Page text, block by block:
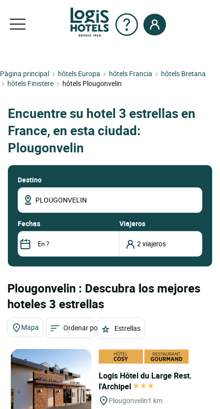
Pàgina principal hôtels Europa hôtels Francia
hôtels Bretana
hôtels Finistere
hôtels Plougonvelin
Encuentre su hotel 3 estrellas en
France, en esta ciudad:
Plougonvelin
Destino
fechas Viajeros
Plougonvelin : Descubra los mejores
hoteles 3 estrellas
Mapa Ordenar por Estrellas
Logis Hôtel du Large Rest.
l'Archipel
Plougonvelin1 km